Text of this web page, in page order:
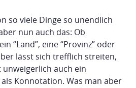
so viele Dinge so unendlich
nun auch das: Ob
“Land”, eine “Provinz” oder
lässt sich trefflich streiten,
auch ein
Konnotation. Was man aber